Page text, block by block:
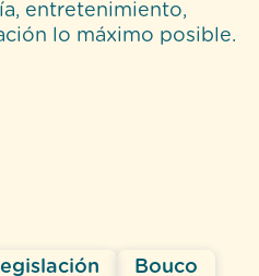
entretenimiento,
lo máximo posible.
Bouco